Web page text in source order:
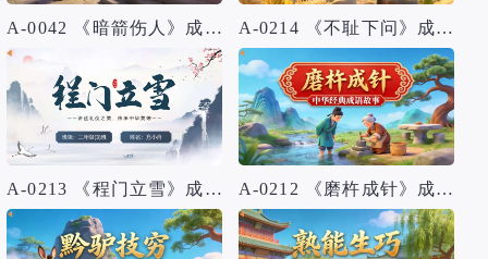
A-0042 《暗箭伤人》成语故事PPT模板 A-0214 《不耻下问》成语故事PPT模板
A-0213 《程门立雪》成语故事PPT模板 A-0212 《磨杵成针》成语故事PPT模板